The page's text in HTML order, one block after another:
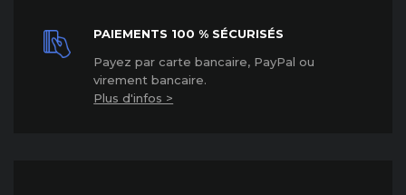
PAIEMENTS 100 % SÉCURISÉS
Payez par carte bancaire, PayPal ou
virement bancaire.
Plus d'infos >